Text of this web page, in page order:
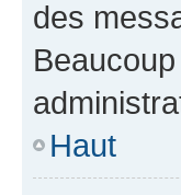
des
Haut